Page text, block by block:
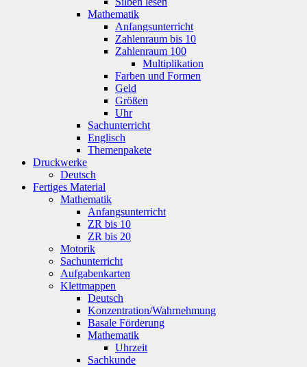
Mathematik
Anfangsunterricht
Zahlenraum bis 10
Zahlenraum 100
Multiplikation
Farben und Formen
Geld
Größen
Uhr
Sachunterricht
Englisch
Themenpakete
Druckwerke
Deutsch
Fertiges Material
Mathematik
Anfangsunterricht
ZR bis 10
ZR bis 20
Motorik
Sachunterricht
Aufgabenkarten
Klettmappen
Deutsch
Konzentration/Wahrnehmung
Basale Förderung
Mathematik
Uhrzeit
Sachkunde